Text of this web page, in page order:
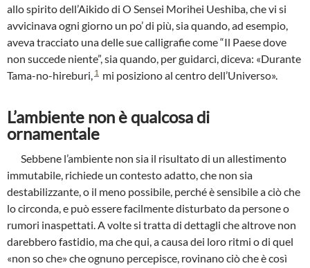
allo spirito dell’Aikido di O Sensei Morihei Ueshiba, che vi si
avvicinava ogni giorno un po’ di più, sia quando, ad esempio,
aveva tracciato una delle sue calligrafie come “Il Paese dove
non succede niente”, sia quando, per guidarci, diceva: «Durante
Tama-no-hireburi, 1 mi posiziono al centro dell’Universo».
L’ambiente non è qualcosa di
ornamentale
Sebbene l’ambiente non sia il risultato di un allestimento
immutabile, richiede un contesto adatto, che non sia
destabilizzante, o il meno possibile, perché è sensibile a ciò che
lo circonda, e può essere facilmente disturbato da persone o
rumori inaspettati. A volte si tratta di dettagli che altrove non
darebbero fastidio, ma che qui, a causa dei loro ritmi o di quel
«non so che» che ognuno percepisce, rovinano ciò che è così